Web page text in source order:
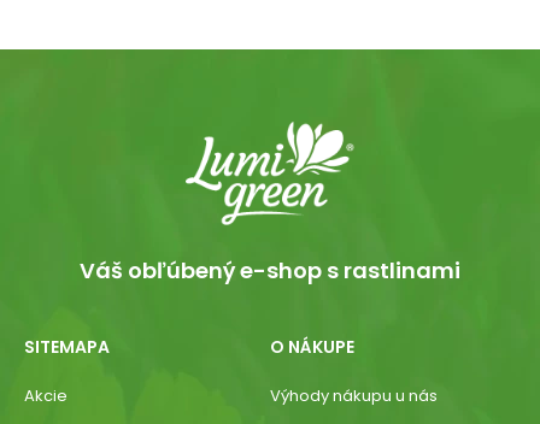
Váš obľúbený e-shop s rastlinami
SITEMAPA
Akcie
O NÁKUPE
Výhody nákupu u nás